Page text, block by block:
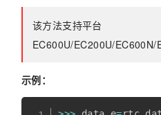
该方法支持平台
EC600U/EC200U/EC600N/
示例：